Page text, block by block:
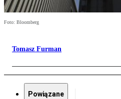
Foto: Bloomberg
Tomasz Furman
Powiązane